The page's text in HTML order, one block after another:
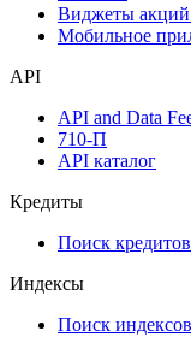
Инструментарий
Надстройка
Мобильное
API
API and Data
API каталог
Кредиты
Поиск кредитов